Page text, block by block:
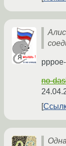
no-